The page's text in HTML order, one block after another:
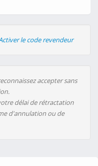
le code revendeur
accepter sans
délai de rétractation
d'annulation ou de